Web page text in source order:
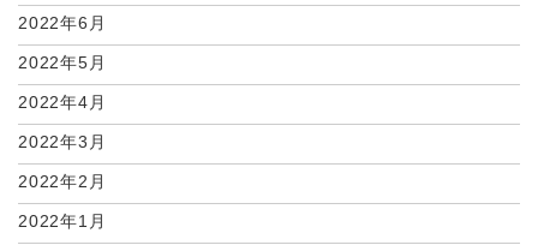
2022年6月
2022年5月
2022年4月
2022年3月
2022年2月
2022年1月